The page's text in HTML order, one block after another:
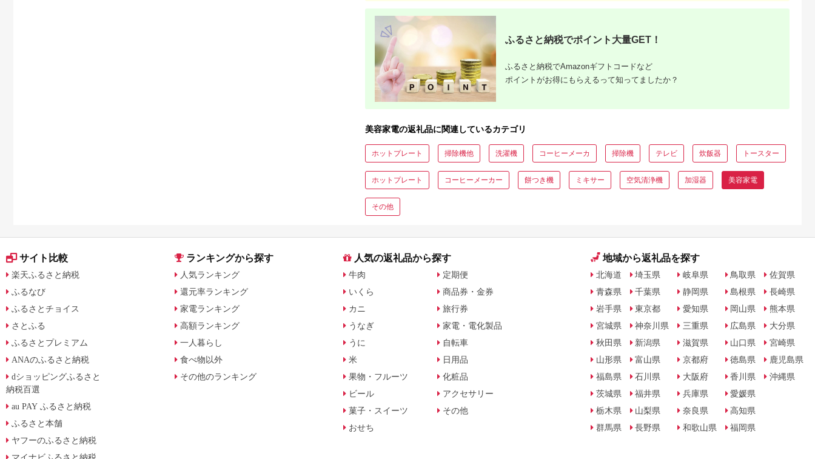
ふるさと納税でポイント大量GET！
ふるさと納税でAmazonギフトコードなど
ポイントがお得にもらえるって知ってましたか？
美容家電の返礼品に関連しているカテゴリ
ホットプレート 掃除機他 洗濯機 コーヒーメーカ 掃除機 テレビ 炊飯器 トースター
ホットプレート コーヒーメーカー 餅つき機 ミキサー 空気清浄機 加湿器 美容家電
その他
サイト比較
楽天ふるさと納税
ふるなび
ふるさとチョイス
さとふる
ふるさとプレミアム
ANAのふるさと納税
dショッピングふるさと
納税百選
au PAY ふるさと納税
ふるさと本舗
ヤフーのふるさと納税
マイナビふるさと納税
ランキングから探す
人気ランキング
還元率ランキング
家電ランキング
高額ランキング
一人暮らし
食べ物以外
その他のランキング
人気の返礼品から探す
牛肉
いくら
カニ
うなぎ
うに
米
果物・フルーツ
ビール
菓子・スイーツ
おせち
定期便
商品券・金券
旅行券
家電・電化製品
自転車
日用品
化粧品
アクセサリー
その他
地域から返礼品を探す
北海道
青森県
岩手県
宮城県
秋田県
山形県
福島県
茨城県
栃木県
群馬県
埼玉県
千葉県
東京都
神奈川県
新潟県
富山県
石川県
福井県
山梨県
長野県
岐阜県
静岡県
愛知県
三重県
滋賀県
京都府
大阪府
兵庫県
奈良県
和歌山県
鳥取県
島根県
岡山県
広島県
山口県
徳島県
香川県
愛媛県
高知県
福岡県
佐賀県
長崎県
熊本県
大分県
宮崎県
鹿児島県
沖縄県